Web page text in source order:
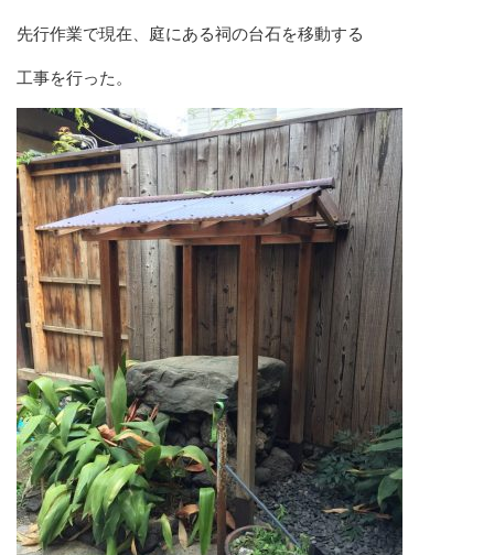
先行作業で現在、庭にある祠の台石を移動する
工事を行った。